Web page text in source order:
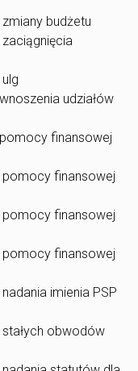
budżetu
udziałów
finansowej
pomocy finansowej
pomocy finansowej
pomocy finansowej
imienia PSP
obwodów